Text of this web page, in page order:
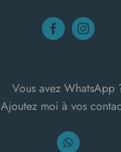
Vous avez WhatsApp
Ajoutez moi à vos